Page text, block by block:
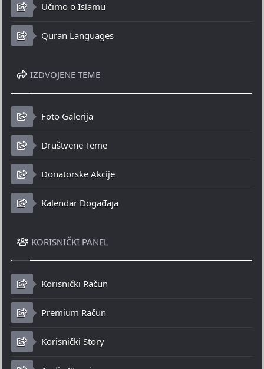
Učimo o Islamu
Quran Languages
IZDVOJENE TEME
Foto Galerija
Društvene Teme
Donatorske Akcije
Kalendar Događaja
KORISNIČKI PANEL
Korisnički Račun
Premium Račun
Korisnički Story